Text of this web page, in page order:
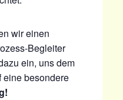
wir einen
Begleiter
ein, uns dem
eine besondere